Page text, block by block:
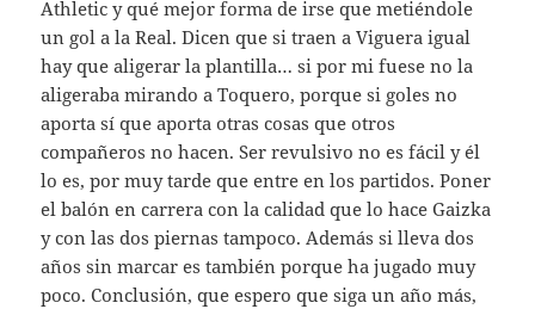
Athletic y qué mejor forma de irse que metiéndole
un gol a la Real. Dicen que si traen a Viguera igual
hay que aligerar la plantilla… si por mi fuese no la
aligeraba mirando a Toquero, porque si goles no
aporta sí que aporta otras cosas que otros
compañeros no hacen. Ser revulsivo no es fácil y él
lo es, por muy tarde que entre en los partidos. Poner
el balón en carrera con la calidad que lo hace Gaizka
y con las dos piernas tampoco. Además si lleva dos
años sin marcar es también porque ha jugado muy
poco. Conclusión, que espero que siga un año más,